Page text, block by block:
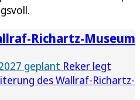
Richartz-Museum
geplant Reker legt
des Wallraf-Richartz-